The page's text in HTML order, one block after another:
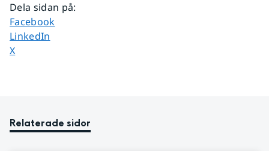
Dela sidan på:
Dela sidan på
Facebook
Dela sidan på
LinkedIn
Dela sidan på
X
Relaterade sidor